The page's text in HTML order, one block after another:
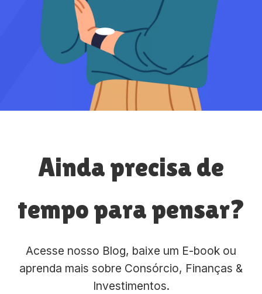
Ainda precisa de
tempo para pensar?
Acesse nosso Blog, baixe um E-book ou
aprenda mais sobre Consórcio, Finanças &
Investimentos.